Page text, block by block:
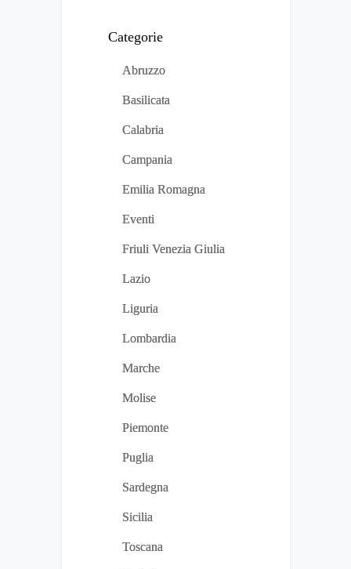
Categorie
Abruzzo
Basilicata
Calabria
Campania
Emilia Romagna
Eventi
Friuli Venezia Giulia
Lazio
Liguria
Lombardia
Marche
Molise
Piemonte
Puglia
Sardegna
Sicilia
Toscana